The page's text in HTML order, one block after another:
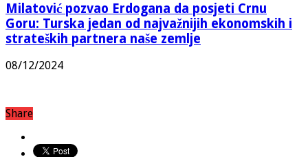
Milatović pozvao Erdogana da posjeti Crnu
Goru: Turska jedan od najvažnijih ekonomskih i
strateških partnera naše zemlje
08/12/2024
Share